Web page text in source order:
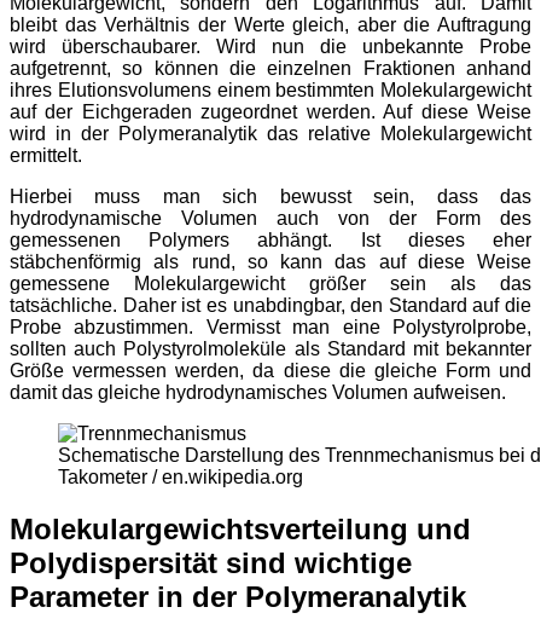
bleibt das Verhältnis der Werte gleich, aber die Auftragung
wird überschaubarer. Wird nun die unbekannte Probe
aufgetrennt, so können die einzelnen Fraktionen anhand
ihres Elutionsvolumens einem bestimmten Molekulargewicht
auf der Eichgeraden zugeordnet werden. Auf diese Weise
wird in der Polymeranalytik das relative Molekulargewicht
ermittelt.
Hierbei muss man sich bewusst sein, dass das
hydrodynamische Volumen auch von der Form des
gemessenen Polymers abhängt. Ist dieses eher
stäbchenförmig als rund, so kann das auf diese Weise
gemessene Molekulargewicht größer sein als das
tatsächliche. Daher ist es unabdingbar, den Standard auf die
Probe abzustimmen. Vermisst man eine Polystyrolprobe,
sollten auch Polystyrolmoleküle als Standard mit bekannter
Größe vermessen werden, da diese die gleiche Form und
damit das gleiche hydrodynamisches Volumen aufweisen.
Schematische Darstellung des Trennmechanismus bei
Takometer / en.wikipedia.org
Molekulargewichtsverteilung und
Polydispersität sind wichtige
Parameter in der Polymeranalytik